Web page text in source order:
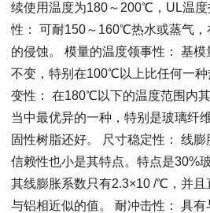
续使用温度为180～200℃，UL温
性： 可耐150～160℃热水或蒸气，
的侵蚀。 模量的温度领事性： 基
不变，特别在100℃以上比任何一
变性： 在180℃以下的温度范围内
当中最优异的一种，特别是玻璃纤
固性树脂还好。 尺寸稳定性： 线
信赖性也小是其特点。特点是30%
其线膨胀系数只有2.3×10 /℃，并
与铝相近似的值。 耐冲击性： 具